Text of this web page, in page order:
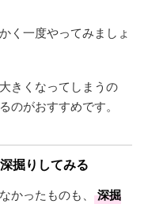
く一度やってみましょ
きくなってしまうの
のがおすすめです。
掘りしてみる
かったものも、
深掘